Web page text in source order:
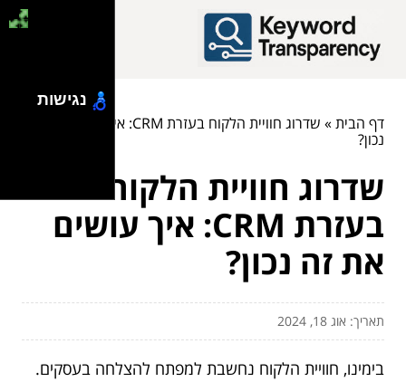
דף הבית»
שדרוג חוויית הלקוח בעזרת CRM: איך עושים את זה
נכון?
שדרוג חוויית הלקוח
בעזרת CRM: איך עושים
את זה נכון?
תאריך: אוג 18, 2024
בימינו, חוויית הלקוח נחשבת למפתח להצלחה בעסקים.
נגישות